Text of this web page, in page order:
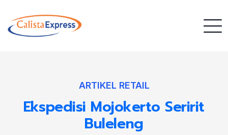
ARTIKEL RETAIL
Ekspedisi Mojokerto Seririt
Buleleng